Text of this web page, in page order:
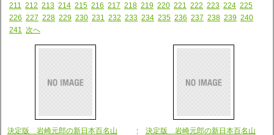
211
212 213 214 215 216 217 218 219 220 221 222 223 224 225
226 227 228 229 230 231 232 233 234 235 236 237 238 239 240
241
次へ
決定版 岩崎元郎の新日本百名山
決定版 岩崎元郎の新日本百名山